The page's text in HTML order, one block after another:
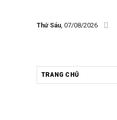
Thứ Sáu, 07/08/2026
TRANG CHỦ